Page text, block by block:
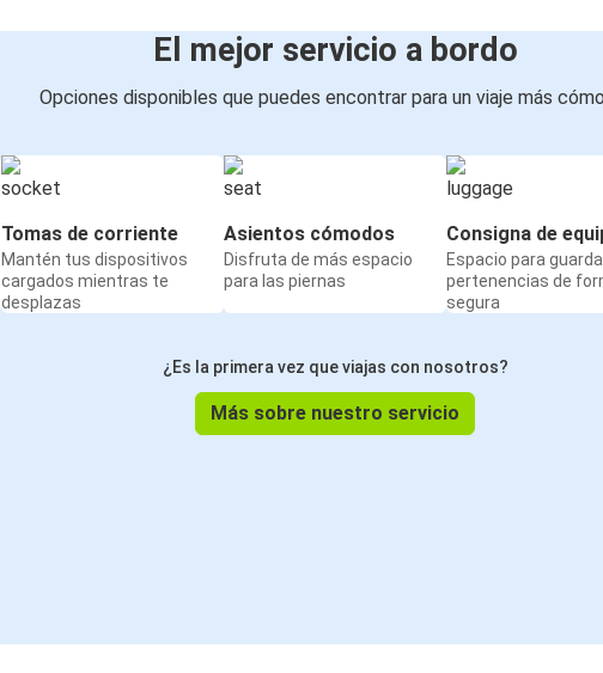
El mejor servicio a bordo
Opciones disponibles que puedes encontrar para un viaje más
Tomas de corriente
Mantén tus dispositivos
cargados mientras te
desplazas
Asientos cómodos
Disfruta de más espacio
para las piernas
Consigna de
Espacio para
pertenencias de
segura
¿Es la primera vez que viajas con nosotros?
Más sobre nuestro servicio